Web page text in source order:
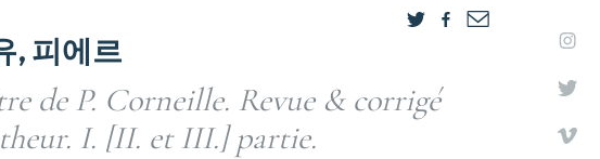
, 피에르
de P. Corneille. Revue & corrigé
I. [II. et III.] partie.